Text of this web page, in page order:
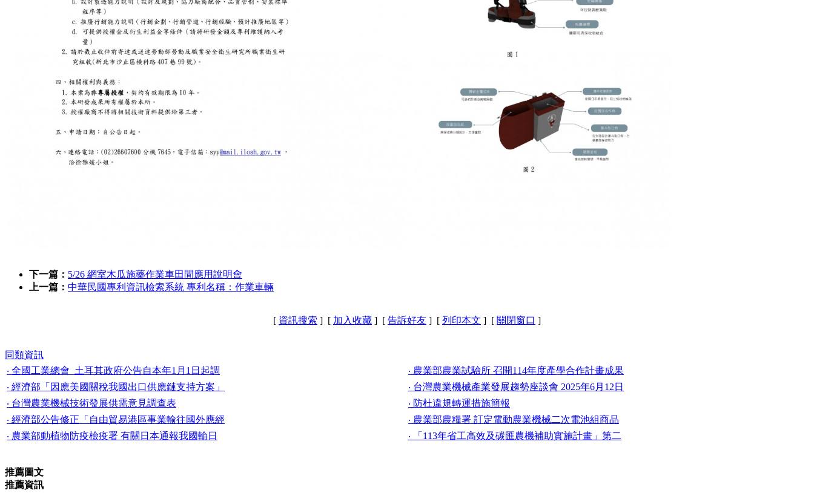
下一篇： 5/26 網室木瓜施藥作業車田間應用說明會
上一篇： 中華民國專利資訊檢索系統 專利名稱：作業車輛
[ 資訊搜索 ] [ 加入收藏 ] [ 告訴好友 ] [ 列印本文 ] [ 關閉窗口 ]
同類資訊
‧ 全國工業總會_土耳其政府公告自本年1月1日起調
‧ 農業部農業試驗所 召開114年度產學合作計畫成果
‧ 經濟部「因應美國關稅我國出口供應鏈支持方案」
‧ 台灣農業機械產業發展趨勢座談會 2025年6月12日
‧ 台灣農業機械技術發展供需意見調查表
‧ 防杜違規轉運措施簡報
‧ 經濟部公告修正「自由貿易港區事業輸往國外應經
‧ 農業部農糧署 訂定電動農業機械二次電池組商品
‧ 農業部動植物防疫檢疫署 有關日本通報我國輸日
‧ 「113年省工高效及碳匯農機補助實施計畫」第二
推薦圖文
推薦資訊